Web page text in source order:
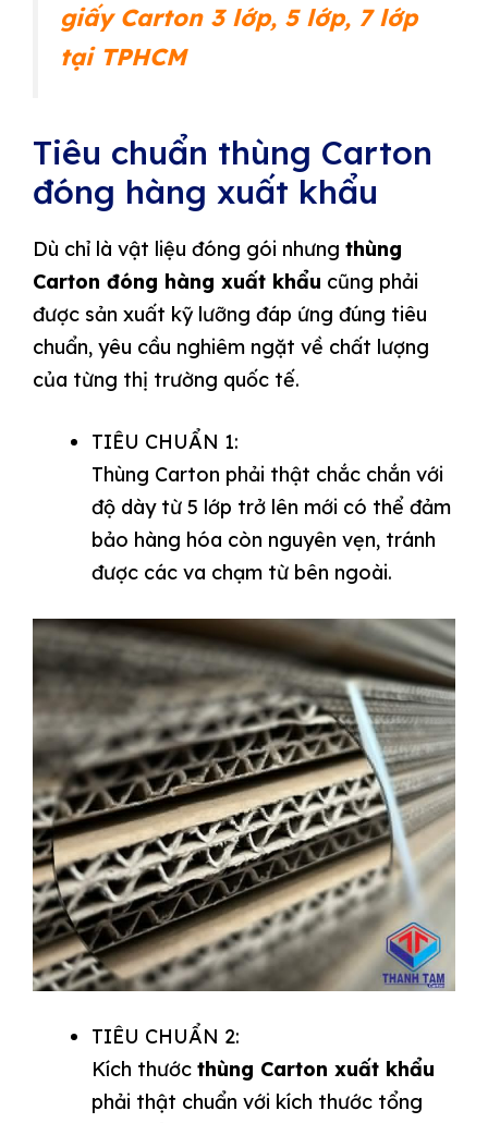
giấy Carton 3 lớp, 5 lớp, 7 lớp
tại TPHCM
Tiêu chuẩn thùng Carton
đóng hàng xuất khẩu
Dù chỉ là vật liệu đóng gói nhưng thùng
Carton đóng hàng xuất khẩu cũng phải
được sản xuất kỹ lưỡng đáp ứng đúng tiêu
chuẩn, yêu cầu nghiêm ngặt về chất lượng
của từng thị trường quốc tế.
TIÊU CHUẨN 1:
Thùng Carton phải thật chắc chắn với
độ dày từ 5 lớp trở lên mới có thể đảm
bảo hàng hóa còn nguyên vẹn, tránh
được các va chạm từ bên ngoài.
TIÊU CHUẨN 2:
Kích thước thùng Carton xuất khẩu
phải thật chuẩn với kích thước tổng